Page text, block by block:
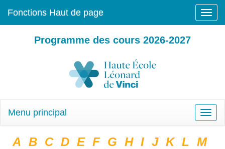
Toggle
Fonctions Haut de page
Programme des cours 2026-2027
Toggle
Menu principal
A B C D E F G H I J K L M